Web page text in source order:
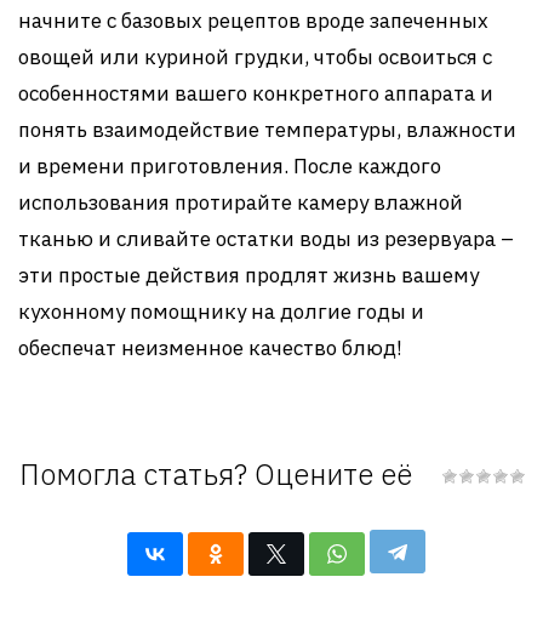
начните с базовых рецептов вроде запеченных
овощей или куриной грудки, чтобы освоиться с
особенностями вашего конкретного аппарата и
понять взаимодействие температуры, влажности
и времени приготовления. После каждого
использования протирайте камеру влажной
тканью и сливайте остатки воды из резервуара –
эти простые действия продлят жизнь вашему
кухонному помощнику на долгие годы и
обеспечат неизменное качество блюд!
Помогла статья? Оцените её